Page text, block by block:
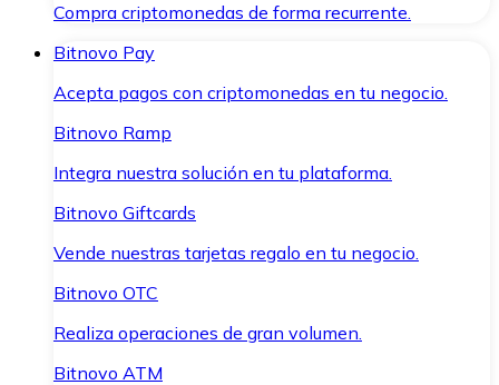
Compra criptomonedas de forma recurrente.
Bitnovo Pay
Acepta pagos con criptomonedas en tu negocio.
Bitnovo Ramp
Integra nuestra solución en tu plataforma.
Bitnovo Giftcards
Vende nuestras tarjetas regalo en tu negocio.
Bitnovo OTC
Realiza operaciones de gran volumen.
Bitnovo ATM